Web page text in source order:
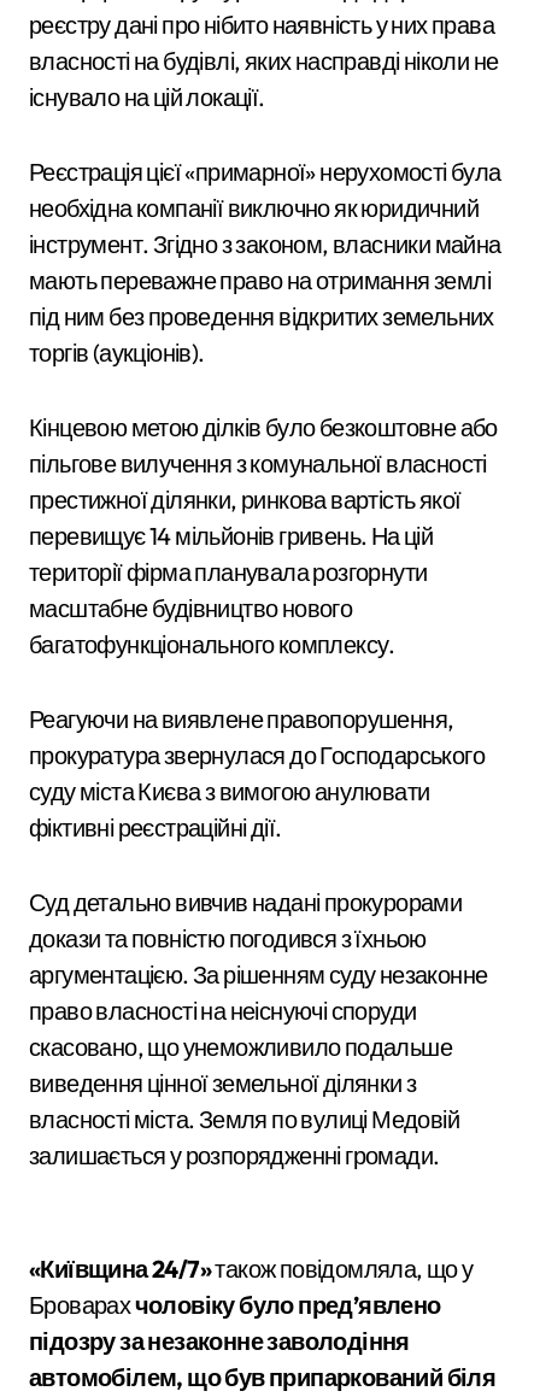
реєстру дані про нібито наявність у них права
власності на будівлі, яких насправді ніколи не
існувало на цій локації.
Реєстрація цієї «примарної» нерухомості була
необхідна компанії виключно як юридичний
інструмент. Згідно з законом, власники майна
мають переважне право на отримання землі
під ним без проведення відкритих земельних
торгів (аукціонів).
Кінцевою метою ділків було безкоштовне або
пільгове вилучення з комунальної власності
престижної ділянки, ринкова вартість якої
перевищує 14 мільйонів гривень. На цій
території фірма планувала розгорнути
масштабне будівництво нового
багатофункціонального комплексу.
Реагуючи на виявлене правопорушення,
прокуратура звернулася до Господарського
суду міста Києва з вимогою анулювати
фіктивні реєстраційні дії.
Суд детально вивчив надані прокурорами
докази та повністю погодився з їхньою
аргументацією. За рішенням суду незаконне
право власності на неіснуючі споруди
скасовано, що унеможливило подальше
виведення цінної земельної ділянки з
власності міста. Земля по вулиці Медовій
залишається у розпорядженні громади.
«Київщина 24/7»також повідомляла, що у
Броварахчоловіку було пред’явлено
підозру за незаконне заволодіння
автомобілем, що був припаркований біля